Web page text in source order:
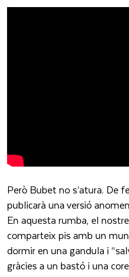
Però Bubet no s’atura. De
publicarà una versió
En aquesta rumba, el
comparteix pis amb un
dormir en una gandula i
gràcies a un bastó i una